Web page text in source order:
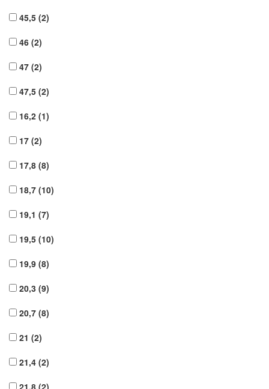
45,5 (2)
46 (2)
47 (2)
47,5 (2)
16,2 (1)
17 (2)
17,8 (8)
18,7 (10)
19,1 (7)
19,5 (10)
19,9 (8)
20,3 (9)
20,7 (8)
21 (2)
21,4 (2)